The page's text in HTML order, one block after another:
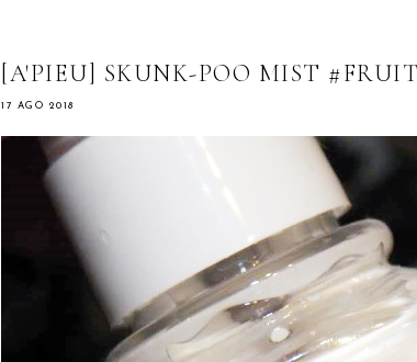
[A'PIEU] SKUNK-POO MIST
17 AGO 2018